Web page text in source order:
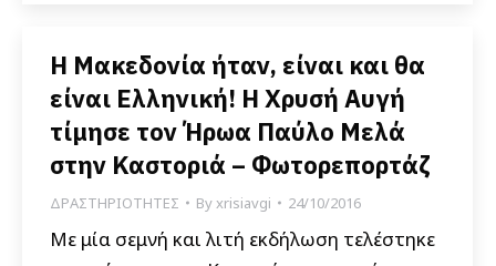
Η Μακεδονία ήταν, είναι και θα
είναι Ελληνική! Η Χρυσή Αυγή
τίμησε τον Ήρωα Παύλο Μελά
στην Καστοριά – Φωτορεπορτάζ
ΔΡΑΣΤΗΡΙΟΤΗΤΕΣ Byxrisiavgi 24/10/2016
Με μία σεμνή και λιτή εκδήλωση τελέστηκε